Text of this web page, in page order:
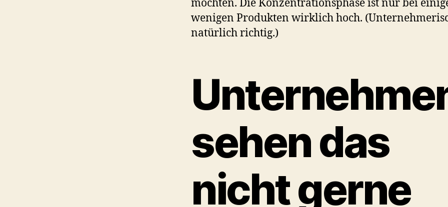
möchten. Die Konzentrationsphase ist nur bei
wenigen Produkten wirklich hoch.
natürlich richtig.)
sehen das
nicht gerne